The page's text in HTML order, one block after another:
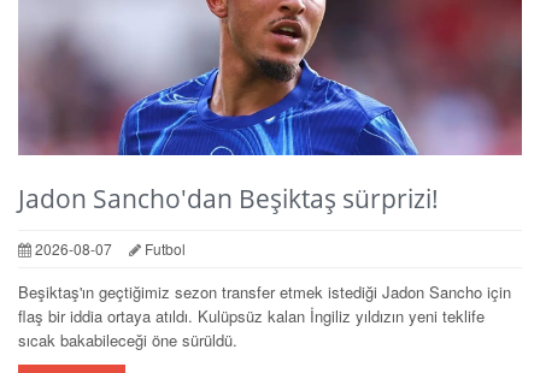
Jadon Sancho'dan Beşiktaş sürprizi!
2026-08-07 Futbol
Beşiktaş'ın geçtiğimiz sezon transfer etmek istediği Jadon Sancho için
flaş bir iddia ortaya atıldı. Kulüpsüz kalan İngiliz yıldızın yeni teklife
sıcak bakabileceği öne sürüldü.